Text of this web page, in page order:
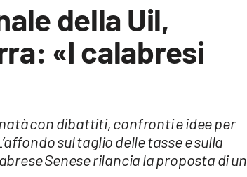
della Uil,
«I calabresi
con dibattiti, confronti e idee per
sul taglio delle tasse e sulla
Senese rilancia la proposta di un